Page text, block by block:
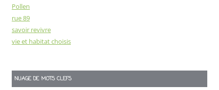
Pollen
rue 89
savoir revivre
vie et habitat choisis
NUAGE DE MOTS CLEFS